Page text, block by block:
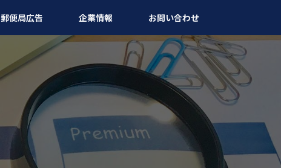
郵便局広告 企業情報 お問い合わせ